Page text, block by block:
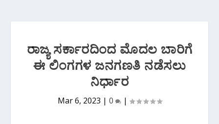
ರಾಜ್ಯ ಸರ್ಕಾರದಿಂದ ಮೊದಲ ಬಾರಿಗೆ
ಈ ಲಿಂಗಗಳ ಜನಗಣತಿ ನಡೆಸಲು
ನಿರ್ಧಾರ
Mar 6, 2023 | 0 |